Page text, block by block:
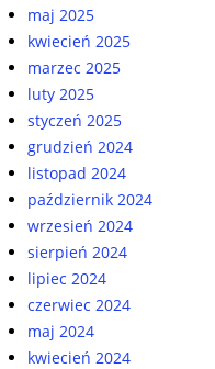
maj 2025
kwiecień 2025
marzec 2025
luty 2025
styczeń 2025
grudzień 2024
listopad 2024
październik 2024
wrzesień 2024
sierpień 2024
lipiec 2024
czerwiec 2024
maj 2024
kwiecień 2024